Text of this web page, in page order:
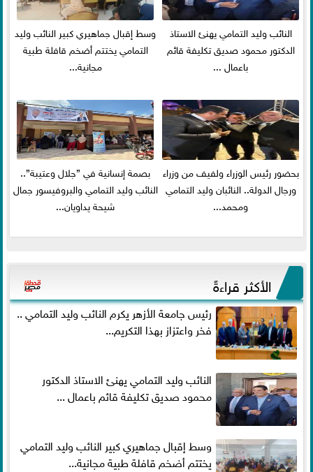
النائب وليد التمامي يهنئ الاستاذ
الدكتور محمود صديق تكليفة قائم
باعمال ...
وسط إقبال جماهيري كبير النائب وليد
التمامي يختتم أضخم قافلة طبية
مجانية...
بحضور رئيس الوزراء ولفيف من وزراء
ورجال الدولة.. النائبان وليد التمامي
ومحمد...
بصمة إنسانية في ”جلال وعتيبة”..
النائب وليد التمامي والبروفيسور جمال
شيحة يداويان...
الأكثر قراءةً
رئيس جامعة الأزهر يكرم النائب وليد التمامي ..
فخر واعتزاز بهذا التكريم...
النائب وليد التمامي يهنئ الاستاذ الدكتور
محمود صديق تكليفة قائم باعمال ...
وسط إقبال جماهيري كبير النائب وليد التمامي
يختتم أضخم قافلة طبية مجانية...